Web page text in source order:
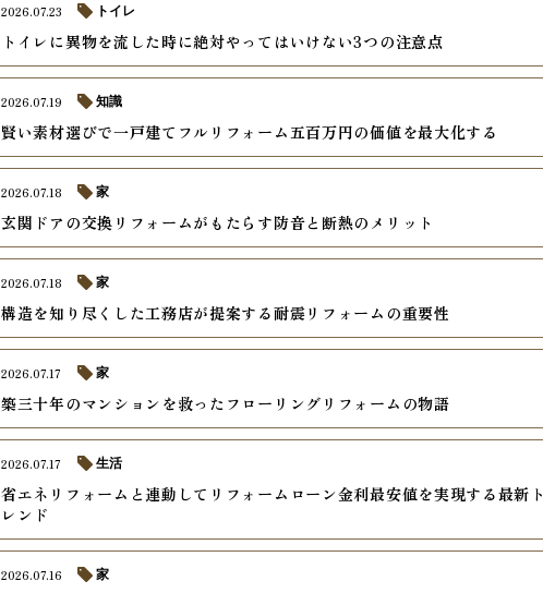
トイレに異物を流した時に絶対やってはいけない3つの注意点
2026.07.23 トイレ
賢い素材選びで一戸建てフルリフォーム五百万円の価値を最大化する
2026.07.19 知識
玄関ドアの交換リフォームがもたらす防音と断熱のメリット
2026.07.18 家
構造を知り尽くした工務店が提案する耐震リフォームの重要性
2026.07.18 家
築三十年のマンションを救ったフローリングリフォームの物語
2026.07.17 家
省エネリフォームと連動してリフォームローン金利最安値を実現する最新ト
レンド
2026.07.17 生活
2026.07.16 家